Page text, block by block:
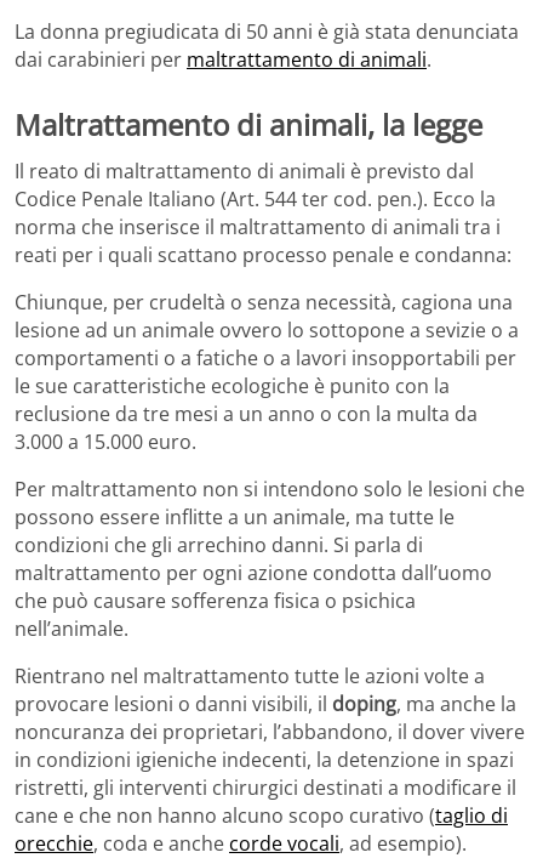
La donna pregiudicata di 50 anni è già stata denunciata
dai carabinieri per maltrattamento di animali.
Maltrattamento di animali, la legge
Il reato di maltrattamento di animali è previsto dal
Codice Penale Italiano (Art. 544 ter cod. pen.). Ecco la
norma che inserisce il maltrattamento di animali tra i
reati per i quali scattano processo penale e condanna:
Chiunque, per crudeltà o senza necessità, cagiona una
lesione ad un animale ovvero lo sottopone a sevizie o a
comportamenti o a fatiche o a lavori insopportabili per
le sue caratteristiche ecologiche è punito con la
reclusione da tre mesi a un anno o con la multa da
3.000 a 15.000 euro.
Per maltrattamento non si intendono solo le lesioni che
possono essere inflitte a un animale, ma tutte le
condizioni che gli arrechino danni. Si parla di
maltrattamento per ogni azione condotta dall’uomo
che può causare sofferenza fisica o psichica
nell’animale.
Rientrano nel maltrattamento tutte le azioni volte a
provocare lesioni o danni visibili, il doping, ma anche la
noncuranza dei proprietari, l’abbandono, il dover vivere
in condizioni igieniche indecenti, la detenzione in spazi
ristretti, gli interventi chirurgici destinati a modificare il
cane e che non hanno alcuno scopo curativo (taglio di
orecchie, coda e anche corde vocali, ad esempio).